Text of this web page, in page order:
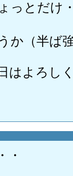
っとだけ
か（半ば
はよろし
・